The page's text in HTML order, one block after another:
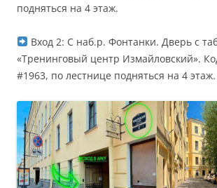
подняться на 4 этаж.
Вход 2: С наб.р. Фонтанки. Дверь с
«Тренинговый центр Измайловский».
#1963, по лестнице подняться на 4 этаж.